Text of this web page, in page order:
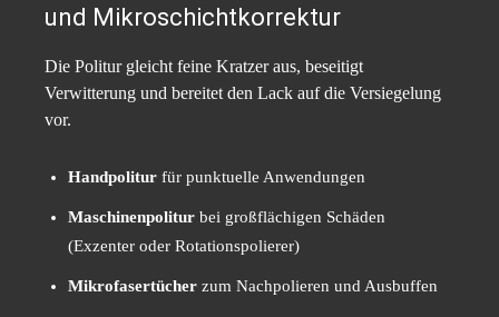
und Mikroschichtkorrektur
Die Politur gleicht feine Kratzer aus, beseitigt
Verwitterung und bereitet den Lack auf die Versiegelung
vor.
Handpolitur für punktuelle Anwendungen
Maschinenpolitur bei großflächigen Schäden
(Exzenter oder Rotationspolierer)
Mikrofasertücher zum Nachpolieren und Ausbuffen